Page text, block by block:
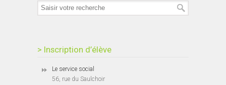
> Inscription d’élève
Le service social
56, rue du Saulchoir